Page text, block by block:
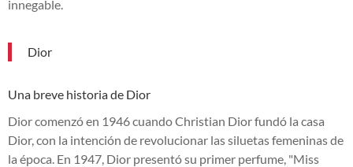
innegable.
Dior
Una breve historia de Dior
Dior comenzó en 1946 cuando Christian Dior fundó la casa
Dior, con la intención de revolucionar las siluetas femeninas de
la época. En 1947, Dior presentó su primer perfume, "Miss